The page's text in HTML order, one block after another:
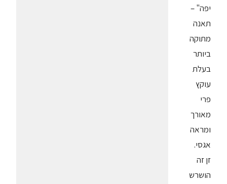
יפה" –
תאנה
מתוקה
ביותר
בעלת
עוקץ
פרי
מאורך
ומראה
אגסי.
זן זה
הושרש